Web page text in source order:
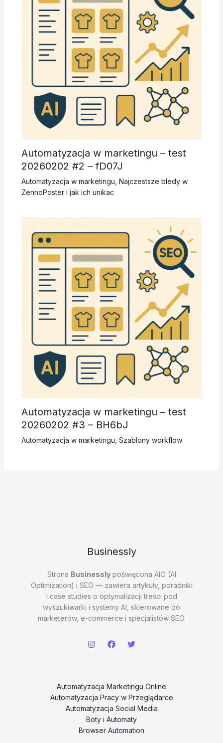
Automatyzacja w marketingu – test
20260202 #2 – fD07J
Automatyzacja w marketingu Najczestsze bledy w
ZennoPoster i jak ich unikac
Automatyzacja w marketingu – test
20260202 #3 – BH6bJ
Automatyzacja w marketingu Szablony workflow
Businessly
Strona Businesslypoświęcona AIO (AI
Optimization) i SEO — zawiera artykuły, poradniki
i case studies o optymalizacji treści pod
wyszukiwarki i systemy AI, skierowane do
marketerów, e-commerce i specjalistów SEO.
Automatyzacja Marketingu Online
Automatyzacja Pracy w Przeglądarce
Automatyzacja Social Media
Boty i Automaty
Browser Automation